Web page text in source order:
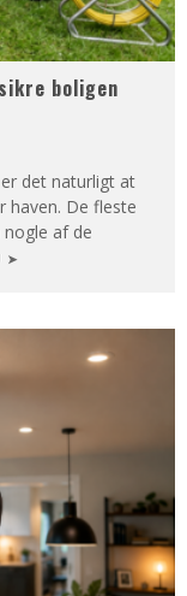
boligen
det naturligt at
haven. De fleste
af de
➤